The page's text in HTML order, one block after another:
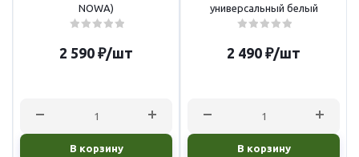
NOWA)
2 590 ₽/шт
В корзину
универсальный белый
2 490 ₽/шт
В корзину